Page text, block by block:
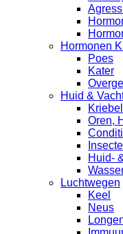
Hormonen
Poes
Kater
Huid &
Kriebel
Oren,
Huid-
Luchtwegen
Keel
Neus